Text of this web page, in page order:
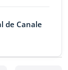
de Canale